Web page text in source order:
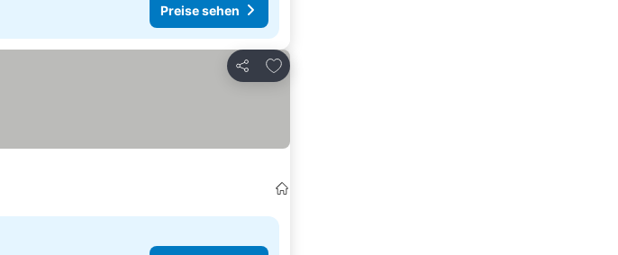
Preise sehen
Teilen
Zu Favoriten hinzufügen